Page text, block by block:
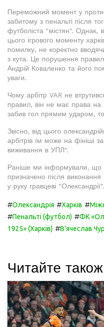
Переможний момент у
забитому з пенальті після
футболіста "містян". Однак,
цього ігрового моменту
помилку, не коректно
з кута. Це порушення
Андрій Коваленко та його
уваги.
Чому арбітр VAR не
правил, він не має права
забив гол прямим ударом,
Звісно, від цього
арбітрів їм може на фініші
виживання в УПЛ".
Раніше ми інформували, що в
призначено після
у руку гравцеві "Олександрії".
#Олександрія #Харків #
#Пенальті (футбол) #ФК
1925» (Харків) #В'ячеслав
Читайте також